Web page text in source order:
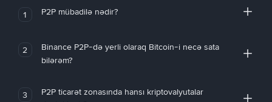
1 P2P mübadilə nədir?
2
Binance P2P-də yerli olaraq Bitcoin-i necə sata
bilərəm?
3
P2P ticarət zonasında hansı kriptovalyutalar